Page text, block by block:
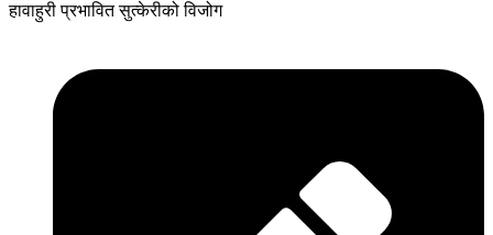
हावाहुरी प्रभावित सुत्केरीको विजोग